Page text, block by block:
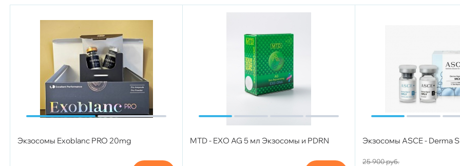
Экзосомы Exoblanc PRO 20mg MTD - EXO AG 5 мл Экзосомы и PDRN Экзосомы ASCE - Derma
25 900руб.